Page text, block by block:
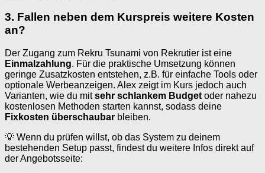
3. Fallen neben dem Kurspreis weitere Kosten
an?
Der Zugang zum Rekru Tsunami von Rekrutier ist eine
Einmalzahlung. Für die praktische Umsetzung können
geringe Zusatzkosten entstehen, z.B. für einfache Tools oder
optionale Werbeanzeigen. Alex zeigt im Kurs jedoch auch
Varianten, wie du mitsehr schlankem Budget oder nahezu
kostenlosen Methoden starten kannst, sodass deine
Fixkosten überschaubar bleiben.
💡 Wenn du prüfen willst, ob das System zu deinem
bestehenden Setup passt, findest du weitere Infos direkt auf
der Angebotsseite: